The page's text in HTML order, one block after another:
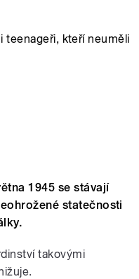
teenageři, kteří neuměli
1945 se stávají
statečnosti
takovými